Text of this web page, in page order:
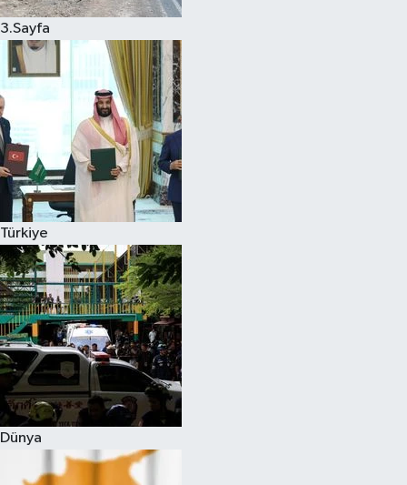
3.Sayfa
Türkiye
Dünya